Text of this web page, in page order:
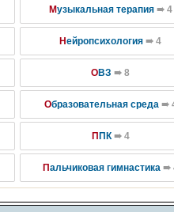
Музыкальная терапия ➠ 4
Нейропсихология ➠ 4
ОВЗ ➠ 8
Образовательная среда ➠
П ПК➠ 4
Пальчиковая гимнастика ➠